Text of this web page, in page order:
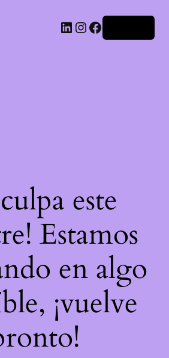
LinkedIn
Instagram
Facebook
este
Estamos
en algo
¡vuelve